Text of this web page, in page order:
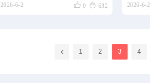
2026-6-2  0  632 2026-6-2
1 2 3 4